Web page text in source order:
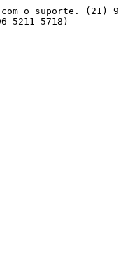
o suporte. (21)
5211-5718)